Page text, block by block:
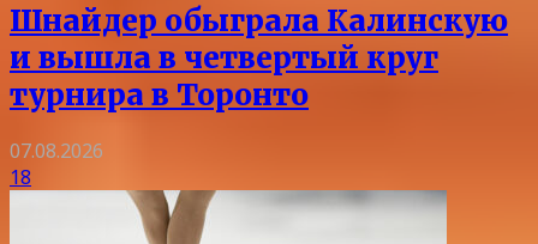
Шнайдер обыграла Калинскую
и вышла в четвертый круг
турнира в Торонто
07.08.2026
18